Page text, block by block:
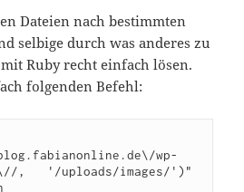
Dateien nach bestimmten
selbige durch was anderes zu
Ruby recht einfach lösen.
folgenden Befehl:
\/wp-
/,   '/uploads/images/')"